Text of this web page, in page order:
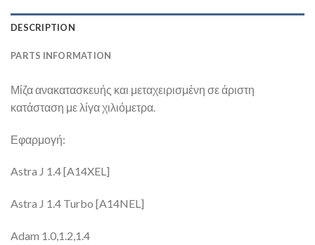
DESCRIPTION
PARTS INFORMATION
Μίζα ανακατασκευής και μεταχειρισμένη σε άριστη
κατάσταση με λίγα χιλιόμετρα.
Εφαρμογή:
Astra J 1.4 [A14XEL]
Astra J 1.4 Turbo [A14NEL]
Adam 1.0,1.2,1.4